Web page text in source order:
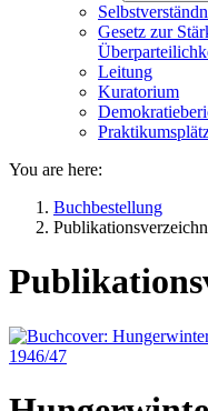
Gesetz zur
Leitung
Kuratorium
You are here:
Buchbestellung